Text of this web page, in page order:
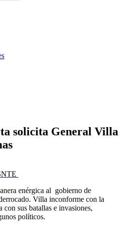
solicita General Villa
enérgica al gobierno de
Villa inconforme con la
con sus batallas e invasiones,
políticos.